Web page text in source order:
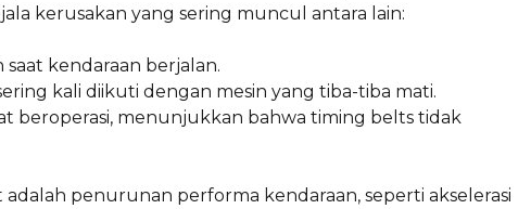
kerusakan yang sering muncul antara lain:
saat kendaraan berjalan.
kali diikuti dengan mesin yang tiba-tiba mati.
beroperasi, menunjukkan bahwa timing belts tidak
penurunan performa kendaraan, seperti akselerasi